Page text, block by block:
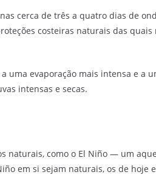
cerca de três a quatro dias de
costeiras naturais das quais
uma evaporação mais intensa e a
intensas e secas.
naturais, como o El Niño — um
em si sejam naturais, os de hoje